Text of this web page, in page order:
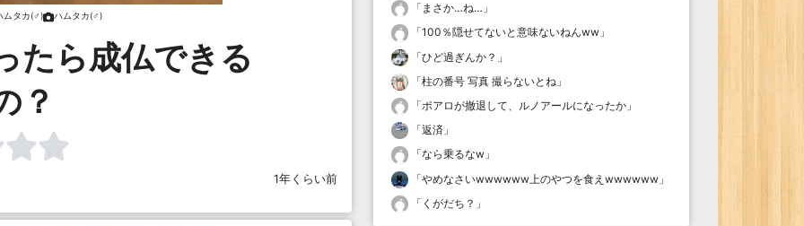
ムタカ(♂) ハムタカ(♂)
たら成仏できる
？
1年くらい前
「 まさか…ね… 」
「100％隠せてないと意味ないねんww 」
「ひど過ぎんか？ 」
「柱の番号 写真 撮らないとね 」
「ポアロが撤退して、ルノアールになったか 」
「返済 」
「なら乗るなw 」
「やめなさいwwwwww上のやつを食えwwwwww 」
「 くがだち？ 」